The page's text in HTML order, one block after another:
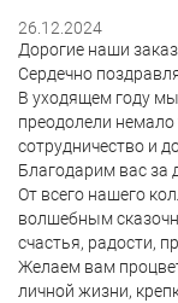
26.12.2024
Дорогие наши
Сердечно
В уходящем году
преодолели
сотрудничество и
Благодарим вас за
От всего нашего
волшебным
счастья, радости,
Желаем вам
личной жизни,